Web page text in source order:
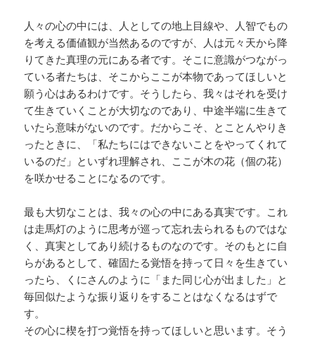
人々の心の中には、人としての地上目線や、人智でもの
を考える価値観が当然あるのですが、人は元々天から降
りてきた真理の元にある者です。そこに意識がつながっ
ている者たちは、そこからここが本物であってほしいと
願う心はあるわけです。そうしたら、我々はそれを受け
て生きていくことが大切なのであり、中途半端に生きて
いたら意味がないのです。だからこそ、とことんやりき
ったときに、「私たちにはできないことをやってくれて
いるのだ」といずれ理解され、ここが木の花（個の花）
を咲かせることになるのです。
最も大切なことは、我々の心の中にある真実です。これ
は走馬灯のように思考が巡って忘れ去られるものではな
く、真実としてあり続けるものなのです。そのもとに自
らがあるとして、確固たる覚悟を持って日々を生きてい
ったら、くにさんのように「また同じ心が出ました」と
毎回似たような振り返りをすることはなくなるはずで
す。
その心に楔を打つ覚悟を持ってほしいと思います。そう